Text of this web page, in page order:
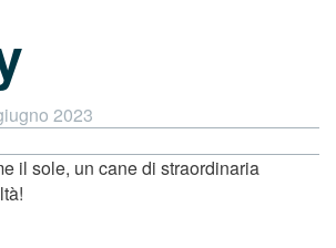
2023
il sole, un cane di straordinaria